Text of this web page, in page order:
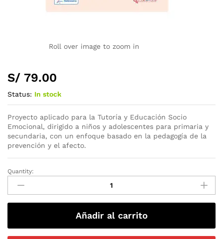
Roll over image to zoom in
S/ 79.00
Status: In stock
Proyecto aplicado para la Tutoría y Educación Socio
Emocional, dirigido a niños y adolescentes para primaria y
secundaria, con un enfoque basado en la pedagogía de la
prevención y el afecto.
Quantity:
Añadir al carrito